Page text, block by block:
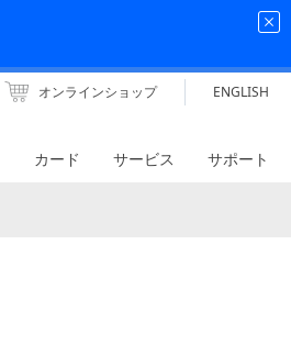
オンラインショップ ENGLISH
カード サービス サポート